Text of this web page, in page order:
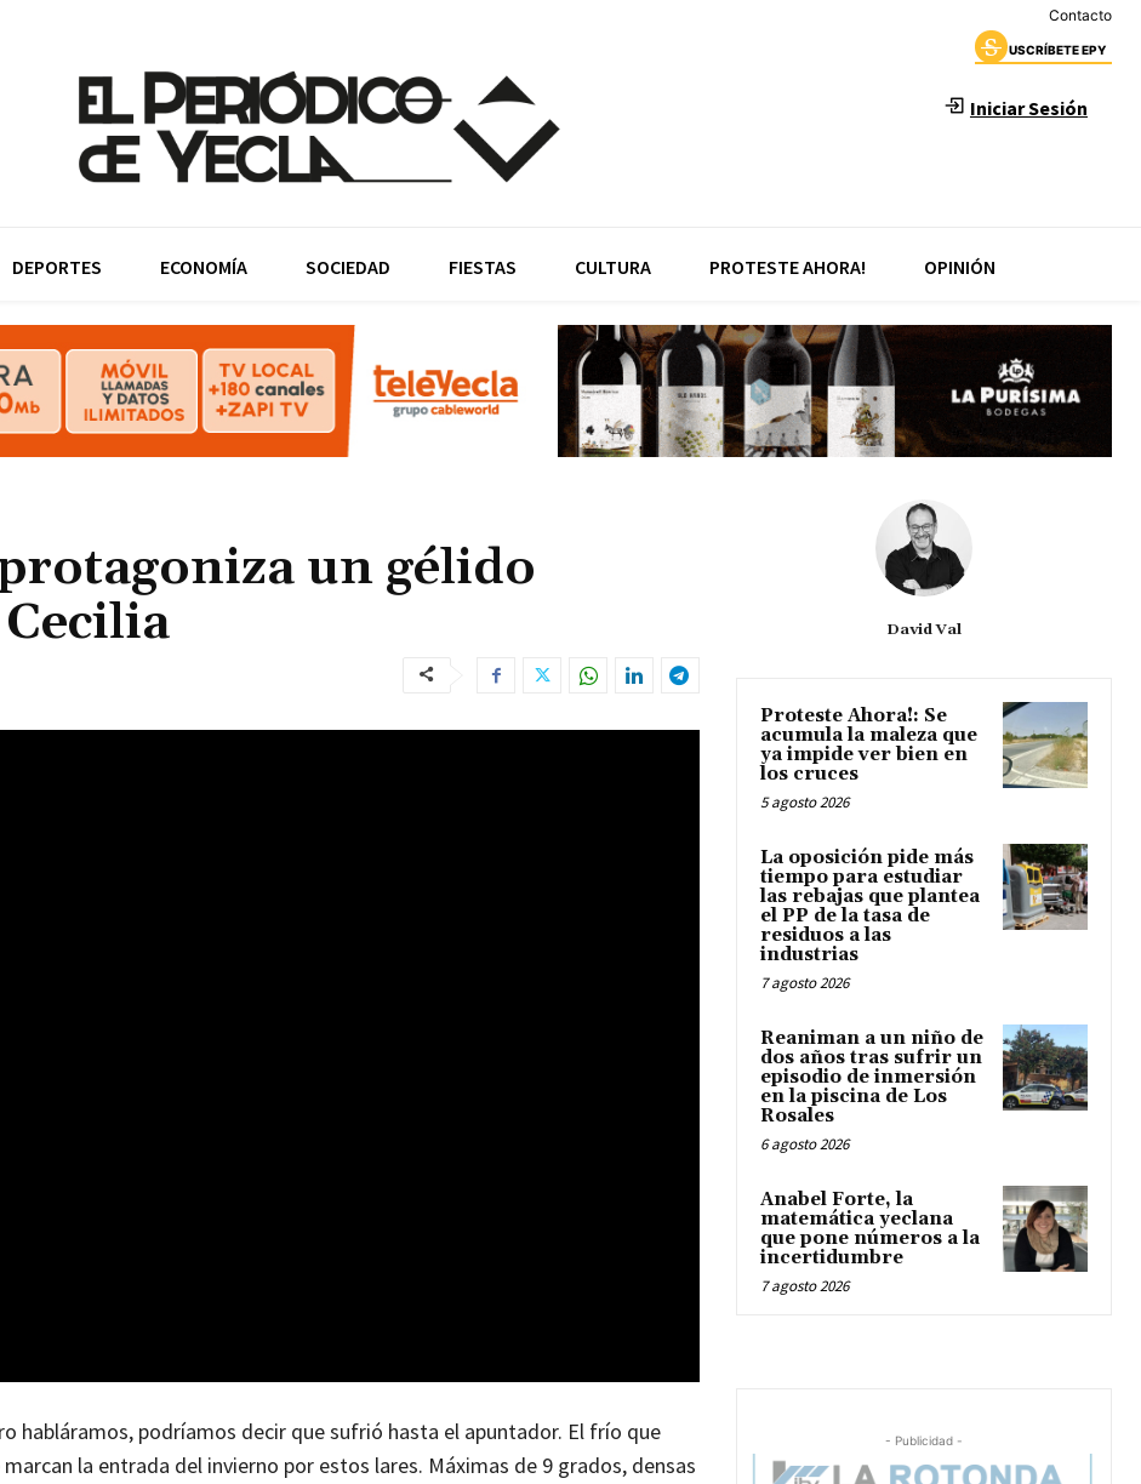
Contacto
USCRÍBETE EPY
Iniciar Sesión
DEPORTES ECONOMÍA SOCIEDAD FIESTAS CULTURA PROTESTE AHORA! OPINIÓN
un gélido
habláramos, podríamos decir que sufrió hasta el apuntador. El frío que
la entrada del invierno por estos lares. Máximas de 9 grados, densas
David Val
Proteste Ahora!: Se
acumula la maleza que
ya impide ver bien en
los cruces
5 agosto 2026
La oposición pide más
tiempo para estudiar
las rebajas que plantea
el PP de la tasa de
residuos a las
industrias
7 agosto 2026
Reaniman a un niño de
dos años tras sufrir un
episodio de inmersión
en la piscina de Los
Rosales
6 agosto 2026
Anabel Forte, la
matemática yeclana
que pone números a la
incertidumbre
7 agosto 2026
- Publicidad -